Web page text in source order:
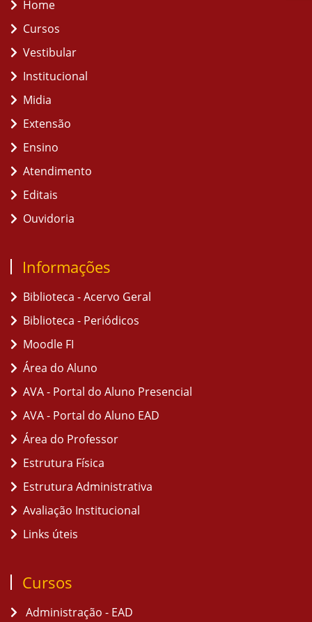
Home
Cursos
Vestibular
Institucional
Midia
Extensão
Ensino
Atendimento
Editais
Ouvidoria
Informações
Biblioteca - Acervo Geral
Biblioteca - Periódicos
Moodle FI
Área do Aluno
AVA - Portal do Aluno Presencial
AVA - Portal do Aluno EAD
Área do Professor
Estrutura Física
Estrutura Administrativa
Avaliação Institucional
Links úteis
Cursos
Administração - EAD